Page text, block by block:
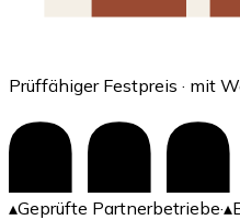
Prüffähiger Festpreis · mit
▴Geprüfte Partnerbetriebe·▴